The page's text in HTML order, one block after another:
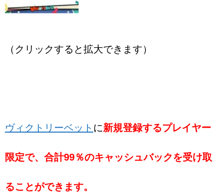
（クリックすると拡大できます）
ヴィクトリーベット に新規登録するプレイヤー
限定で、合計99％のキャッシュバックを受け取
ることができます。